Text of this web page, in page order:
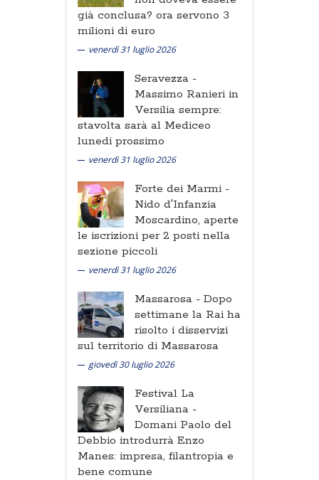
già conclusa? ora servono 3
milioni di euro
venerdì 31 luglio 2026
Seravezza -
Massimo Ranieri in
Versilia sempre:
stavolta sarà al Mediceo
lunedi prossimo
venerdì 31 luglio 2026
Forte dei Marmi -
Nido d'Infanzia
Moscardino, aperte
le iscrizioni per 2 posti nella
sezione piccoli
venerdì 31 luglio 2026
Massarosa - Dopo
settimane la Rai ha
risolto i disservizi
sul territorio di Massarosa
giovedì 30 luglio 2026
Festival La
Versiliana -
Domani Paolo del
Debbio introdurrà Enzo
Manes: impresa, filantropia e
bene comune